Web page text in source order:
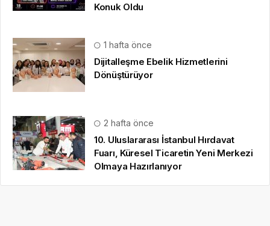
Konuk Oldu
1 hafta önce
Dijitalleşme Ebelik Hizmetlerini
Dönüştürüyor
2 hafta önce
10. Uluslararası İstanbul Hırdavat
Fuarı, Küresel Ticaretin Yeni Merkezi
Olmaya Hazırlanıyor